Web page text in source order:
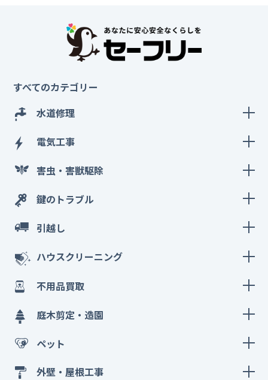
すべてのカテゴリー
水道修理
電気工事
害虫・害獣駆除
鍵のトラブル
引越し
ハウスクリーニング
不用品買取
庭木剪定・造園
ペット
外壁・屋根工事